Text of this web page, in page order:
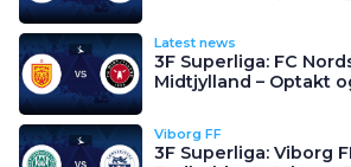
Latest news
3F Superliga: FC
Midtjylland – Optakt
Viborg FF
3F Superliga: Viborg